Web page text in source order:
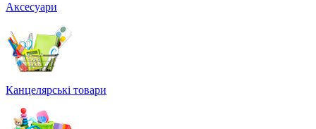
Аксесуари
Канцелярські товари